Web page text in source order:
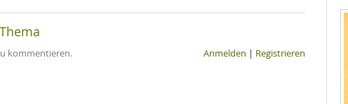
kommentieren. Anmelden | Registrieren